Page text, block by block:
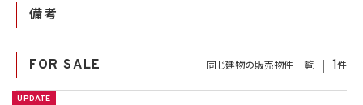
備考
FOR SALE 同じ建物の販売物件一覧 1件
UPDATE